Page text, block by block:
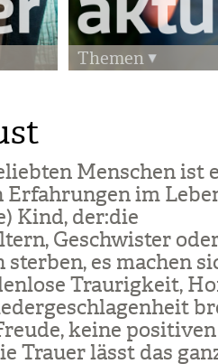
Themen
Men­schen ist
im
Kind, der:die
Geschwis­ter
ster­ben, es machen
Trau­rig­keit,
keine
Trauer lässt das